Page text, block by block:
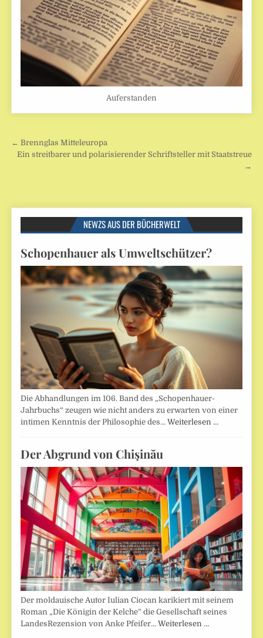
Auferstanden
Beitragsnavigation
← Brennglas Mitteleuropa
Ein streitbarer und polarisierender Schriftsteller mit Staatstreue
→
NEWZS AUS DER BÜCHERWELT
Schopenhauer als Umweltschützer?
Die Abhandlungen im 106. Band des „Schopenhauer-
Jahrbuchs“ zeugen wie nicht anders zu erwarten von einer
intimen Kenntnis der Philosophie des…Weiterlesen …
Der Abgrund von Chişinău
Der moldauische Autor Iulian Ciocan karikiert mit seinem
Roman „Die Königin der Kelche” die Gesellschaft seines
LandesRezension von Anke Pfeifer…Weiterlesen …